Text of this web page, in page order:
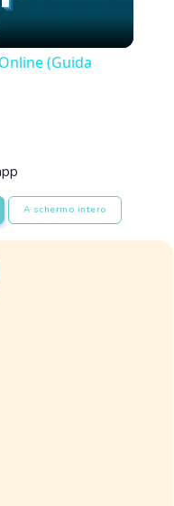
(Guida
A schermo intero